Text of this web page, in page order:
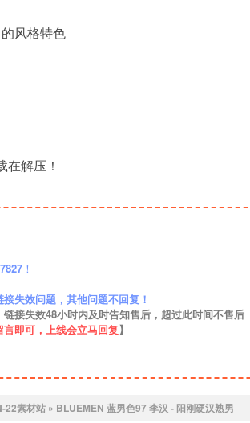
风格特色
解压！
！
失效问题，其他问题不回复！
链接失效48小时内及时告知售后，超过此时间不售后
即可，上线会立马回复】
22素材站» BLUEMEN 蓝男色97 李汉 - 阳刚硬汉熟男